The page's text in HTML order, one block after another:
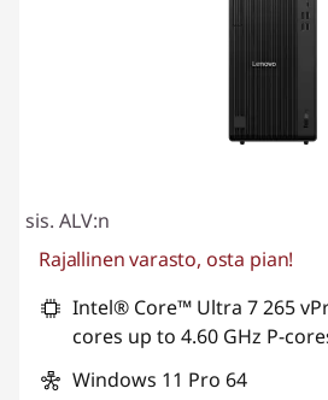
sis. ALV:n
Rajallinen varasto, osta pian!
Intel® Core™ Ultra 7 265
cores up to 4.60 GHz P-
Windows 11 Pro 64